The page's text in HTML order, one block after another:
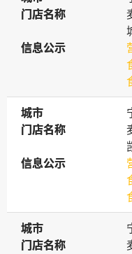
门店名称
门店名称
信息公示
信息公示
城市
城市
门店名称
门店名称
信息公示
信息公示
城市
城市
门店名称
门店名称